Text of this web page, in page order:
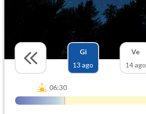
Gi
13 ago
Ve
14 ago
06:30